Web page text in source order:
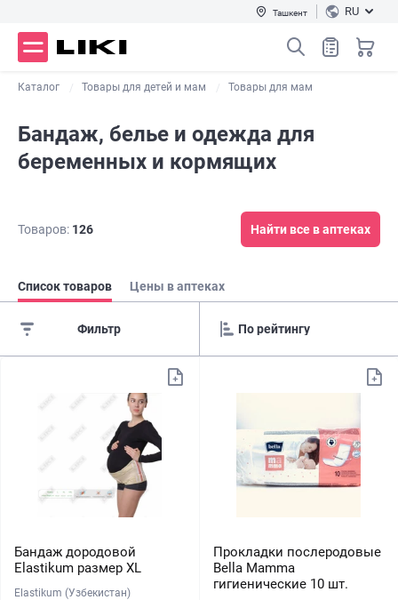
Ташкент RU
Каталог Товары для детей и мам Товары для мам
Бандаж, белье и одежда для
беременных и кормящих
Товаров: 126 Найти все в аптеках
Список товаров Цены в аптеках
Фильтр
Бандаж дородовой
Elastikum размер XL
Elastikum (Узбекистан)
Прокладки послеродовые
Bella Mamma
гигиенические 10 шт.